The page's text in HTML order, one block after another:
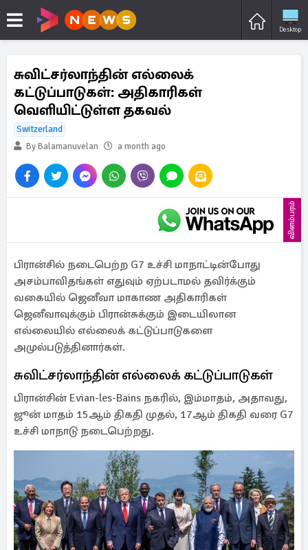
Desktop
சுவிட்சர்லாந்தின் எல்லைக்
கட்டுப்பாடுகள்: அதிகாரிகள்
வெளியிட்டுள்ள தகவல்
Switzerland
By Balamanuvelan
a month ago
விளம்பரம்
பிரான்சில் நடைபெற்ற G7 உச்சி மாநாட்டின்போது
அசம்பாவிதங்கள் எதுவும் ஏற்படாமல் தவிர்க்கும்
வகையில் ஜெனீவா மாகாண அதிகாரிகள்
ஜெனீவாவுக்கும் பிரான்சுக்கும் இடையிலான
எல்லையில் எல்லைக் கட்டுப்பாடுகளை
அமுல்படுத்தினார்கள்.
சுவிட்சர்லாந்தின் எல்லைக் கட்டுப்பாடுகள்
பிரான்சின் Evian-les-Bains நகரில், இம்மாதம், அதாவது,
ஜூன் மாதம் 15ஆம் திகதி முதல், 17ஆம் திகதி வரை G7
உச்சி மாநாடு நடைபெற்றது.